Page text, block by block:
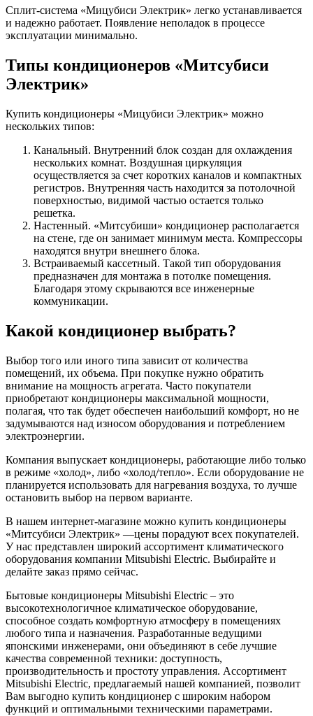
Сплит-система «Мицубиси Электрик» легко устанавливается
и надежно работает. Появление неполадок в процессе
эксплуатации минимально.
Типы кондиционеров «Митсубиси
Электрик»
Купить кондиционеры «Мицубиси Электрик» можно
нескольких типов:
Канальный. Внутренний блок создан для охлаждения
нескольких комнат. Воздушная циркуляция
осуществляется за счет коротких каналов и компактных
регистров. Внутренняя часть находится за потолочной
поверхностью, видимой частью остается только
решетка.
Настенный. «Митсубиши» кондиционер располагается
на стене, где он занимает минимум места. Компрессоры
находятся внутри внешнего блока.
Встраиваемый кассетный. Такой тип оборудования
предназначен для монтажа в потолке помещения.
Благодаря этому скрываются все инженерные
коммуникации.
Какой кондиционер выбрать?
Выбор того или иного типа зависит от количества
помещений, их объема. При покупке нужно обратить
внимание на мощность агрегата. Часто покупатели
приобретают кондиционеры максимальной мощности,
полагая, что так будет обеспечен наибольший комфорт, но не
задумываются над износом оборудования и потреблением
электроэнергии.
Компания выпускает кондиционеры, работающие либо только
в режиме «холод», либо «холод/тепло». Если оборудование не
планируется использовать для нагревания воздуха, то лучше
остановить выбор на первом варианте.
В нашем интернет-магазине можно купить кондиционеры
«Митсубиси Электрик» —цены порадуют всех покупателей.
У нас представлен широкий ассортимент климатического
оборудования компании Mitsubishi Electric. Выбирайте и
делайте заказ прямо сейчас.
Бытовые кондиционеры Mitsubishi Electric – это
высокотехнологичное климатическое оборудование,
способное создать комфортную атмосферу в помещениях
любого типа и назначения. Разработанные ведущими
японскими инженерами, они объединяют в себе лучшие
качества современной техники: доступность,
производительность и простоту управления. Ассортимент
Mitsubishi Electric, предлагаемый нашей компанией, позволит
Вам выгодно купить кондиционер с широким набором
функций и оптимальными техническими параметрами.